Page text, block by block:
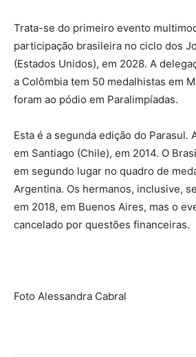
Trata-se do primeiro evento
participação brasileira no ciclo dos
(Estados Unidos), em 2028. A
a Colômbia tem 50 medalhistas em
foram ao pódio em Paralimpíadas.
Esta é a segunda edição do Parasul.
em Santiago (Chile), em 2014. O
em segundo lugar no quadro de
Argentina. Os hermanos, inclusive,
em 2018, em Buenos Aires, mas o
cancelado por questões financeiras.
Foto Alessandra Cabral